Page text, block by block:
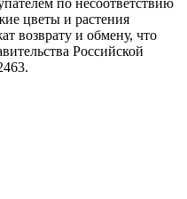
цветы и растения
возврату и обмену, что
Российской